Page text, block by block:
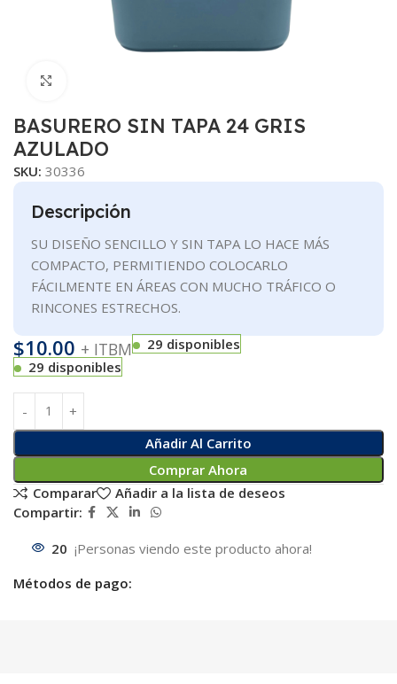
BASURERO SIN TAPA 24 GRIS
AZULADO
SKU: 30336
Descripción
SU DISEÑO SENCILLO Y SIN TAPA LO HACE MÁS
COMPACTO, PERMITIENDO COLOCARLO
FÁCILMENTE EN ÁREAS CON MUCHO TRÁFICO O
RINCONES ESTRECHOS.
$10.00 + ITBM
29 disponibles
29 disponibles
Añadir Al Carrito
Comprar Ahora
Comparar
Añadir a la lista de deseos
Compartir:
20 ¡Personas viendo este producto ahora!
Métodos de pago: